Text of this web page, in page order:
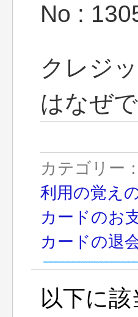
No :
クレジ
はなぜ
カテゴリー：
利用の覚え
カードのお
カードの退
以下に